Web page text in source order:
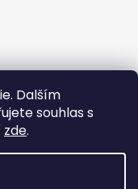
Dalším
souhlas s
zde.